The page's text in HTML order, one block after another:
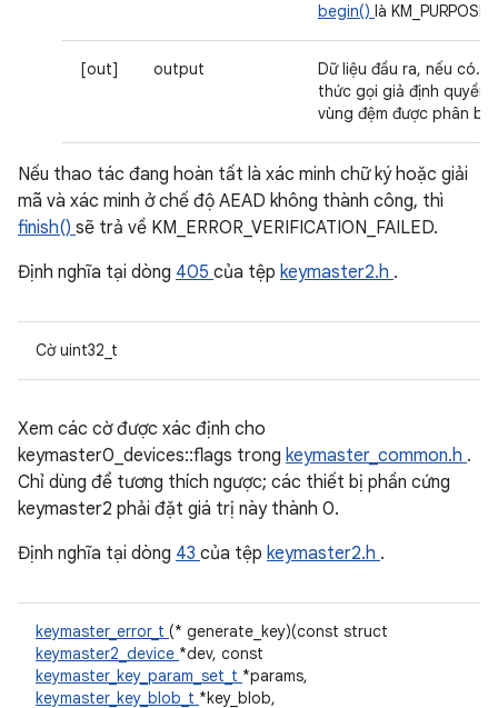
begin() là
[out] output
Dữ liệu đầu ra, nếu có.
thức gọi giả định quyền
vùng đệm được phân bổ.
Nếu thao tác đang hoàn tất là xác minh chữ ký hoặc giải
mã và xác minh ở chế độ AEAD không thành công, thì
finish() sẽ trả về KM_ERROR_VERIFICATION_FAILED.
Định nghĩa tại dòng 405 của tệp keymaster2.h .
Cờ uint32_t
Xem các cờ được xác định cho
keymaster0_devices::flags trong keymaster_common.h .
Chỉ dùng để tương thích ngược; các thiết bị phần cứng
keymaster2 phải đặt giá trị này thành 0.
Định nghĩa tại dòng 43 của tệp keymaster2.h .
keymaster_error_t (* generate_key)(const struct
keymaster2_device *dev, const
keymaster_key_param_set_t *params,
keymaster_key_blob_t *key_blob,